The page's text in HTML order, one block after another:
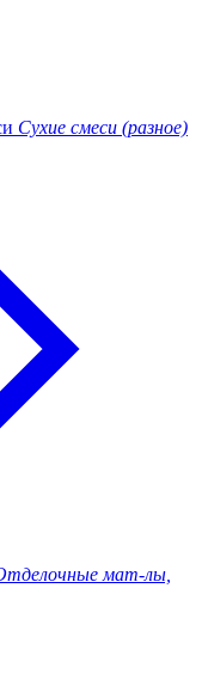
Сухие смеси (разное)
мат-лы,